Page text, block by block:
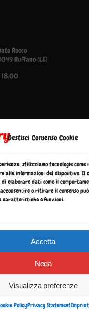
Gestisci Consenso Cookie
utilizziamo tecnologie come
alle informazioni del dispositivo. Il
elaborare dati come il
o ritirare il consenso
caratteristiche e funzioni.
Accetta
Nega
Visualizza preferenze
PolicyPrivacy StatementImprint
Rocco
Ruffano (LE)
18:00
Appteam.it| © 2026 Tutti i diritti